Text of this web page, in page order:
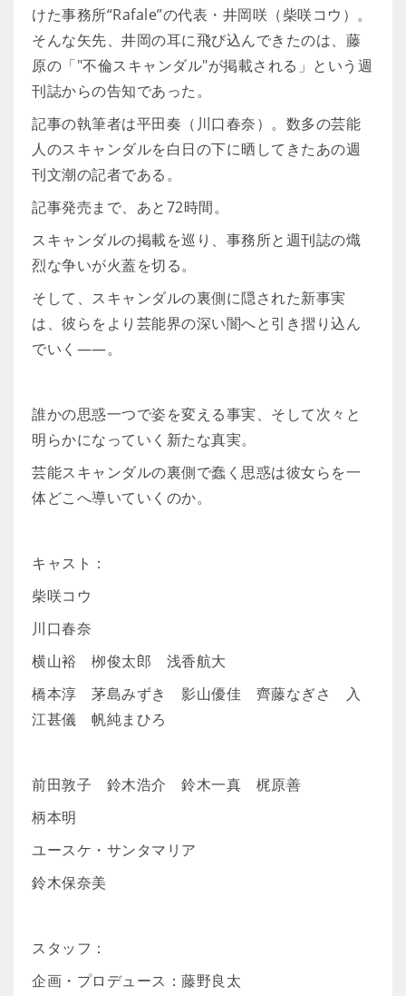
けた事務所“Rafale”の代表・井岡咲（柴咲コウ）。
そんな矢先、井岡の耳に飛び込んできたのは、藤
原の「"不倫スキャンダル"が掲載される」という週
刊誌からの告知であった。
記事の執筆者は平田奏（川口春奈）。数多の芸能
人のスキャンダルを白日の下に晒してきたあの週
刊文潮の記者である。
記事発売まで、あと72時間。
スキャンダルの掲載を巡り、事務所と週刊誌の熾
烈な争いが火蓋を切る。
そして、スキャンダルの裏側に隠された新事実
は、彼らをより芸能界の深い闇へと引き摺り込ん
でいく――。
誰かの思惑一つで姿を変える事実、そして次々と
明らかになっていく新たな真実。
芸能スキャンダルの裏側で蠢く思惑は彼女らを一
体どこへ導いていくのか。
キャスト：
柴咲コウ
川口春奈
横山裕 栁俊太郎 浅香航大
橋本淳 茅島みずき 影山優佳 齊藤なぎさ 入
江甚儀 帆純まひろ
前田敦子 鈴木浩介 鈴木一真 梶原善
柄本明
ユースケ・サンタマリア
鈴木保奈美
スタッフ：
企画・プロデュース：藤野良太